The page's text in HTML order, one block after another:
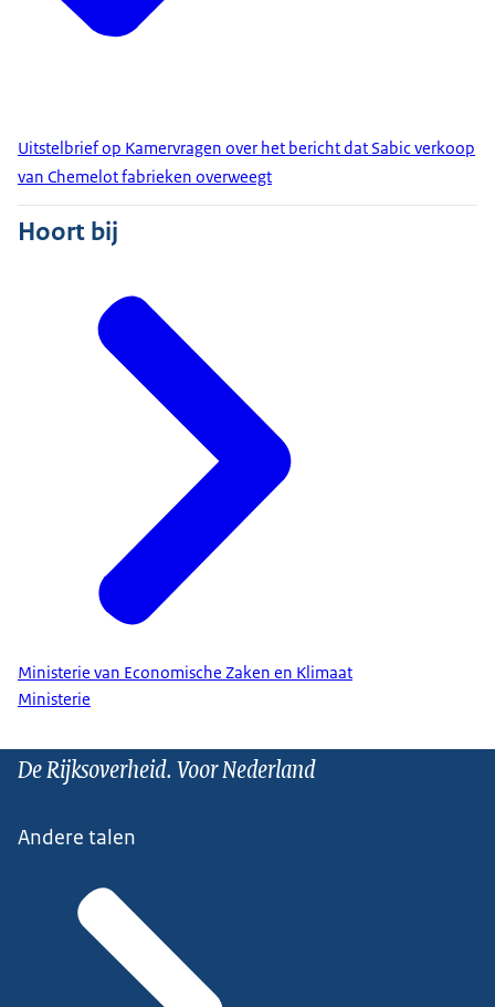
Uitstelbrief op Kamervragen over het bericht dat Sabic verkoop
van Chemelot fabrieken overweegt
Hoort bij
Ministerie van Economische Zaken en Klimaat
Ministerie
De Rijksoverheid. Voor Nederland
Andere talen